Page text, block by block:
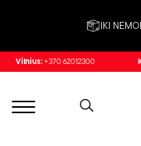
IKI
Vilnius: +370 62012300